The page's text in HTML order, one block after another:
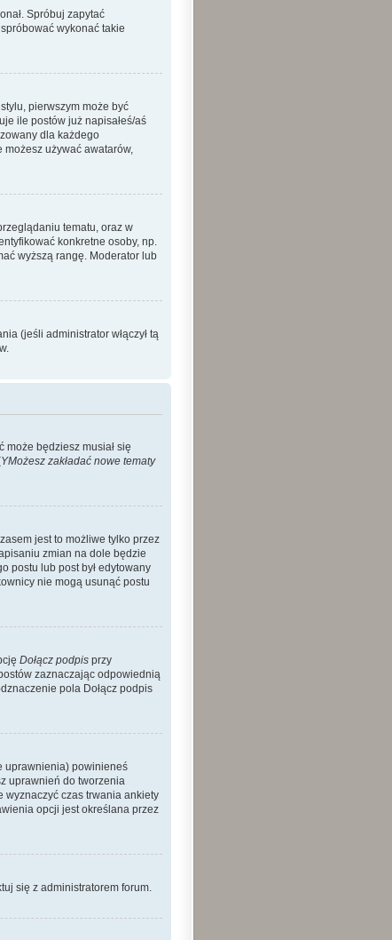
Spróbuj zapytać
wykonać takie
pierwszym może być
ile postów już napisałeś/aś
dla każdego
możesz używać awatarów,
tematu, oraz w
konkretne osoby, np.
wyższą rangę. Moderator lub
(jeśli administrator włączył tą
będziesz musiał się
YMożesz zakładać nowe tematy
jest to możliwe tylko przez
zmian na dole będzie
postu lub post był edytowany
nie mogą usunąć postu
Dołącz podpis przy
zaznaczając odpowiednią
pola Dołącz podpis
uprawnienia) powinieneś
uprawnień do tworzenia
wyznaczyć czas trwania ankiety
opcji jest określana przez
się z administratorem forum.